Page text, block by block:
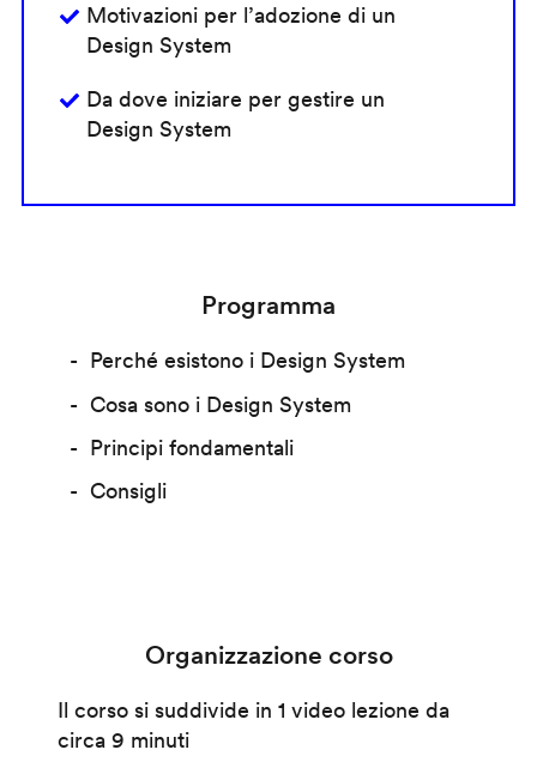
Motivazioni per l’adozione di un
Design System
Da dove iniziare per gestire un
Design System
Programma
Perché esistono i Design System
Cosa sono i Design System
Principi fondamentali
Consigli
Organizzazione corso
Il corso si suddivide in 1 video lezione da
circa 9 minuti